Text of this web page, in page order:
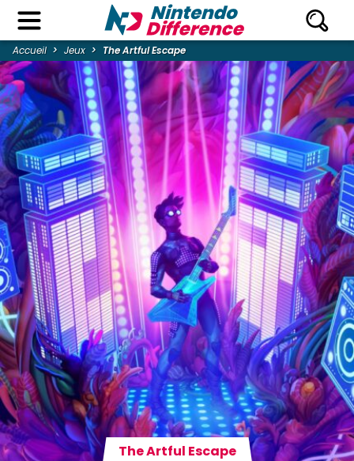
Accueil Jeux The Artful Escape
The Artful Escape